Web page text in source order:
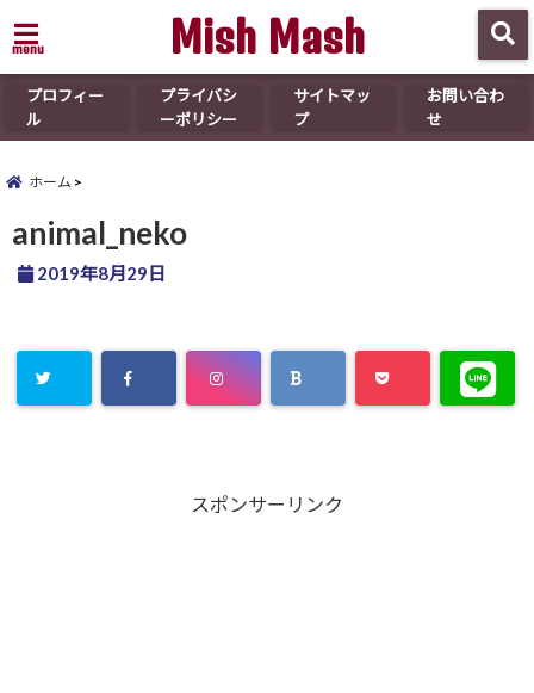
menu Mish Mash
プロフィー
ル
プライバシ
ーポリシー
サイトマッ
プ
お問い合わ
せ
ホーム
animal_neko
2019年8月29日
スポンサーリンク